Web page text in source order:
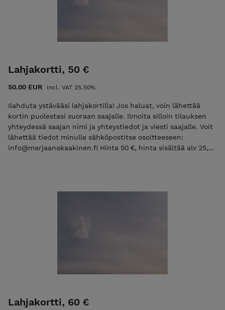
Lahjakortti, 50 €
50.00 EUR Incl. VAT 25.50%
Ilahduta ystävääsi lahjakortilla! Jos haluat, voin lähettää
kortin puolestasi suoraan saajalle. Ilmoita silloin tilauksen
yhteydessä saajan nimi ja yhteystiedot ja viesti saajalle. Voit
lähettää tiedot minulle sähköpostitse osoitteeseen:
info@marjaanakaakinen.fi Hinta 50 €, hinta sisältää alv 25,5
Lahjakortti, 60 €